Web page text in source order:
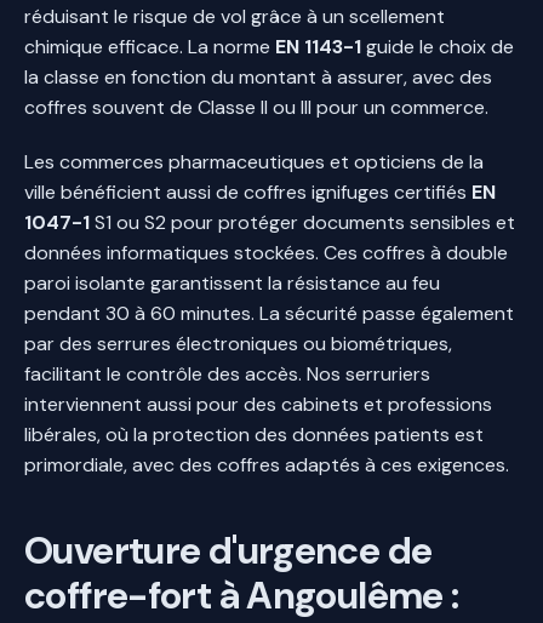
réduisant le risque de vol grâce à un scellement
chimique efficace. La norme EN 1143-1guide le choix de
la classe en fonction du montant à assurer, avec des
coffres souvent de Classe II ou III pour un commerce.
Les commerces pharmaceutiques et opticiens de la
ville bénéficient aussi de coffres ignifuges certifiés EN
1047-1S1 ou S2 pour protéger documents sensibles et
données informatiques stockées. Ces coffres à double
paroi isolante garantissent la résistance au feu
pendant 30 à 60 minutes. La sécurité passe également
par des serrures électroniques ou biométriques,
facilitant le contrôle des accès. Nos serruriers
interviennent aussi pour des cabinets et professions
libérales, où la protection des données patients est
primordiale, avec des coffres adaptés à ces exigences.
Ouverture d'urgence de
coffre-fort à Angoulême :